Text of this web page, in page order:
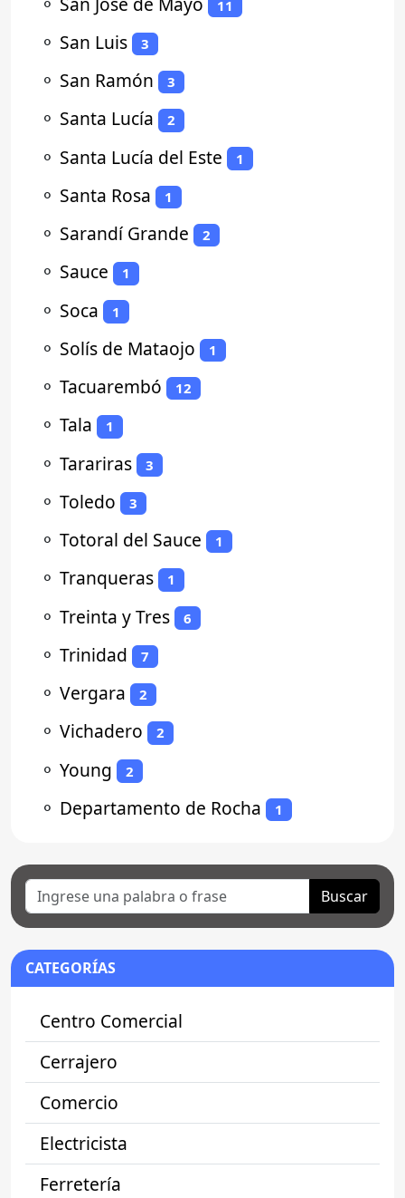
11
⚬ San Luis 3
⚬ San Ramón 3
⚬ Santa Lucía 2
⚬ Santa Lucía del Este 1
⚬ Santa Rosa 1
⚬ Sarandí Grande 2
⚬ Sauce 1
⚬ Soca 1
⚬ Solís de Mataojo 1
⚬ Tacuarembó 12
⚬ Tala 1
⚬ Tarariras 3
⚬ Toledo 3
⚬ Totoral del Sauce 1
⚬ Tranqueras 1
⚬ Treinta y Tres 6
⚬ Trinidad 7
⚬ Vergara 2
⚬ Vichadero 2
⚬ Young 2
⚬ Departamento de Rocha 1
Buscar
CATEGORÍAS
Centro Comercial
Cerrajero
Comercio
Electricista
Ferretería